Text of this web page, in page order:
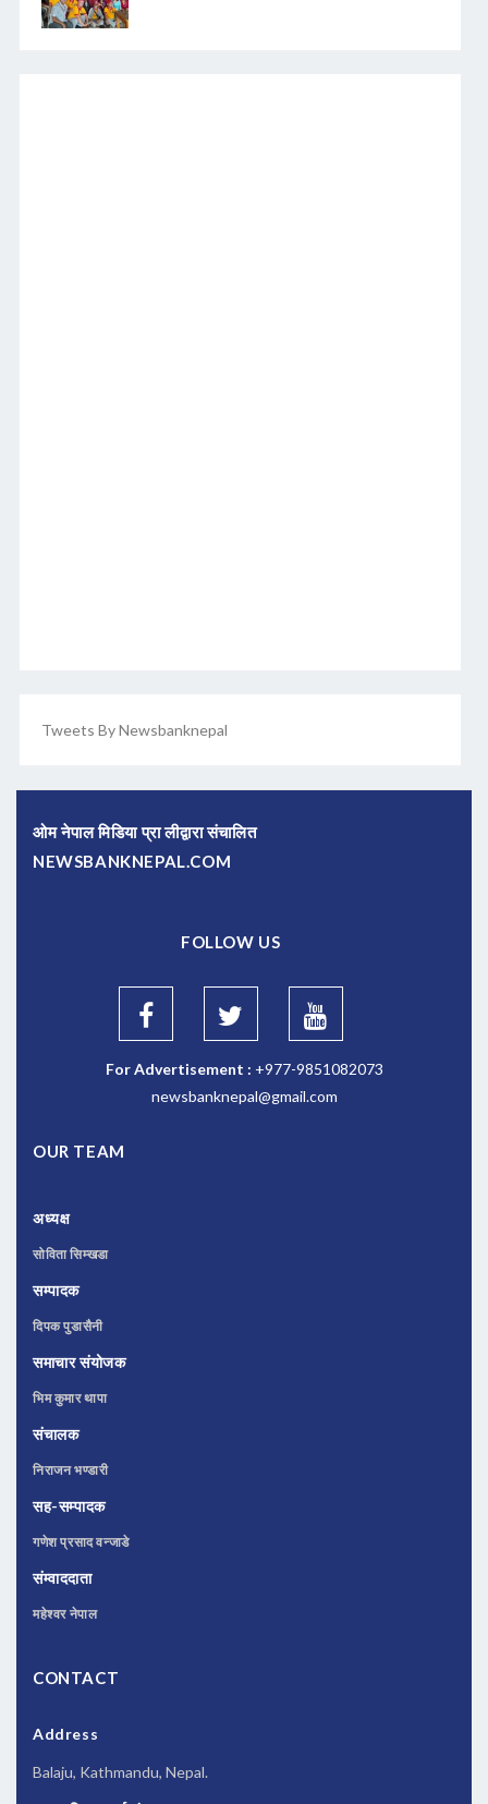
Tweets By Newsbanknepal
ओम नेपाल मिडिया प्रा लीद्वारा संचालित
NEWSBANKNEPAL.COM
FOLLOW US
For Advertisement : +977-9851082073
newsbanknepal@gmail.com
OUR TEAM
अध्यक्ष
सोविता सिम्खडा
सम्पादक
दिपक पुडासैनी
समाचार संयोजक
भिम कुमार थापा
संचालक
निराजन भण्डारी
सह-सम्पादक
गणेश प्रसाद वन्जाडे
संम्वाददाता
महेश्वर नेपाल
CONTACT
Address
Balaju, Kathmandu, Nepal.